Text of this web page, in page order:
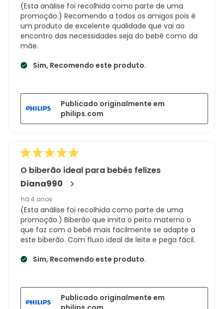
(Esta análise foi recolhida como parte de uma
promoção.) Recomendo a todos os amigos pois é
um produto de excelente qualidade que vai ao
encontro das necessidades seja do bebê como da
mãe.
Sim, Recomendo este produto.
Publicado originalmente em
philips.com
O biberão ideal para bebés felizes
Diana990
há 4 anos
(Esta análise foi recolhida como parte de uma
promoção.) Biberão que imita o peito materno o
que faz com o bebé mais facilmente se adapte a
este biberão. Com fluxo ideal de leite e pega fácil.
Sim, Recomendo este produto.
Publicado originalmente em